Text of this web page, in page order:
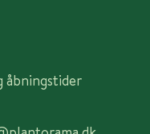
åbningstider